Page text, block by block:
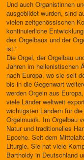
Und auch Organistinnen
ausgebildet wurden, sind
vielen zeitgenössischen
kontinuierliche
des Orgelbaus und der
ist.“
Die Orgel, der Orgelbau
Jahren im hellenistischen
nach Europa, wo sie seit
bis in die Gegenwart
werden Orgeln aus
viele Länder weltweit
wichtigsten Ländern für
Orgelmusik. Im Orgelbau
Natur und traditionelles
Epoche. Seit dem
Liturgie. Sie hat viele
Bartholdy in Deutschland